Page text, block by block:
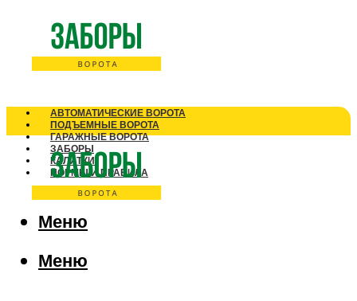
АВТОМАТИЧЕСКИЕ ВОРОТА
ПОДЪЕМНЫЕ ВОРОТА
ГАРАЖНЫЕ ВОРОТА
ЗАБОРЫ
КАЛИТКИ
НОРМЫ И ПРАВИЛА
Меню
Меню